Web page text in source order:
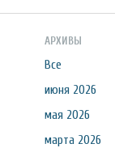
АРХИВЫ
Все
июня 2026
мая 2026
марта 2026